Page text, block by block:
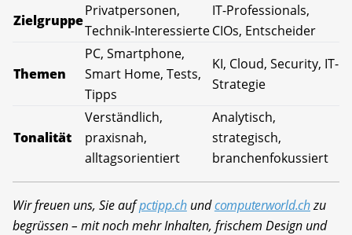
Zielgruppe
Privatpersonen,
Technik-Interessierte
IT-Professionals,
CIOs, Entscheider
Themen
PC, Smartphone,
Smart Home, Tests,
Tipps
KI, Cloud, Security, IT-
Strategie
Tonalität
Verständlich,
praxisnah,
alltagsorientiert
Analytisch,
strategisch,
branchenfokussiert
Wir freuen uns, Sie aufpctipp.chundcomputerworld.chzu
begrüssen – mit noch mehr Inhalten, frischem Design und